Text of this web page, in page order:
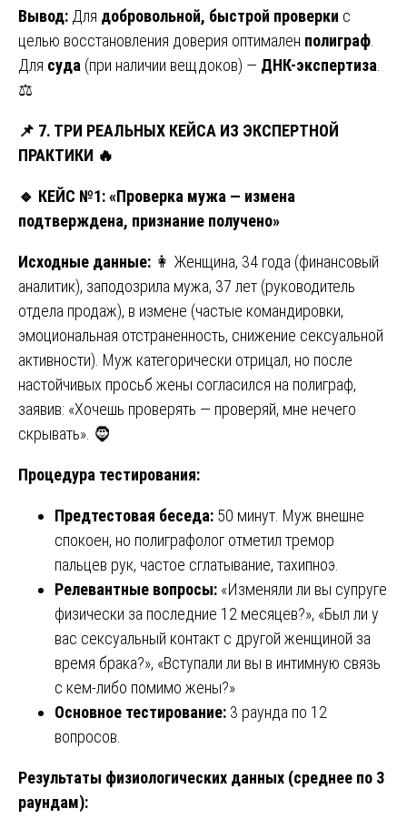
Вывод: Для добровольной, быстрой проверки с
целью восстановления доверия оптимален полиграф.
Для суда (при наличии вещдоков) — ДНК-экспертиза.
⚖️
📌 7. ТРИ РЕАЛЬНЫХ КЕЙСА ИЗ ЭКСПЕРТНОЙ
ПРАКТИКИ 🔥
🔹 КЕЙС №1: «Проверка мужа — измена
подтверждена, признание получено»
Исходные данные: 👩 Женщина, 34 года (финансовый
аналитик), заподозрила мужа, 37 лет (руководитель
отдела продаж), в измене (частые командировки,
эмоциональная отстраненность, снижение сексуальной
активности). Муж категорически отрицал, но после
настойчивых просьб жены согласился на полиграф,
заявив: «Хочешь проверять — проверяй, мне нечего
скрывать». 🧔
Процедура тестирования:
Предтестовая беседа: 50 минут. Муж внешне
спокоен, но полиграфолог отметил тремор
пальцев рук, частое сглатывание, тахипноэ.
Релевантные вопросы: «Изменяли ли вы супруге
физически за последние 12 месяцев?», «Был ли у
вас сексуальный контакт с другой женщиной за
время брака?», «Вступали ли вы в интимную связь
с кем-либо помимо жены?»
Основное тестирование: 3 раунда по 12
вопросов.
Результаты физиологических данных (среднее по 3
раундам):